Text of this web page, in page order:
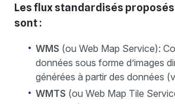
Les flux standardisés
sont :
WMS (ou Web Map Service):
données sous forme d’images
générées à partir des données
WMTS (ou Web Map Tile